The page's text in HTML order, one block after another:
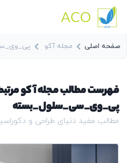
ACO
صفحه اصلی مجله آکو
فهرست مطالب مجله آکو
پی_وی_سی_سلول_بسته
مطالب مفید دنیای طراحی و